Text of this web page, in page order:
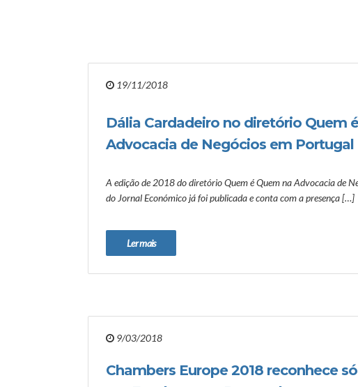
19/11/2018
Dália Cardadeiro no diretório Quem
Advocacia de Negócios em Portugal
A edição de 2018 do diretório Quem é Quem na Advocacia de
do Jornal Económico já foi publicada e conta com a presença […]
Ler mais
9/03/2018
Chambers Europe 2018 reconhece